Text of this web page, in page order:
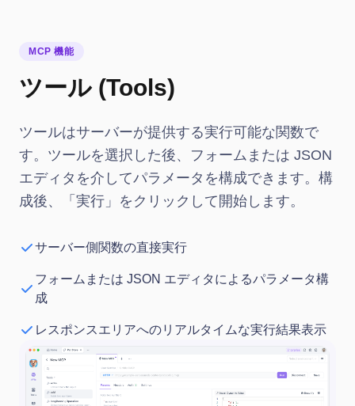
MCP 機能
ツール (Tools)
ツールはサーバーが提供する実行可能な関数で
す。ツールを選択した後、フォームまたは JSON
エディタを介してパラメータを構成できます。構
成後、「実行」をクリックして開始します。
サーバー側関数の直接実行
フォームまたは JSON エディタによるパラメータ構
成
レスポンスエリアへのリアルタイムな実行結果表示